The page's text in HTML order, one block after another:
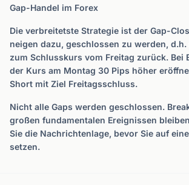
Gap-Handel im Forex
Die verbreitetste Strategie ist der Gap-
neigen dazu, geschlossen zu werden,
zum Schlusskurs vom Freitag zurück. Bei
der Kurs am Montag 30 Pips höher
Short mit Ziel Freitagsschluss.
Nicht alle Gaps werden geschlossen.
großen fundamentalen Ereignissen
Sie die Nachrichtenlage, bevor Sie auf
setzen.